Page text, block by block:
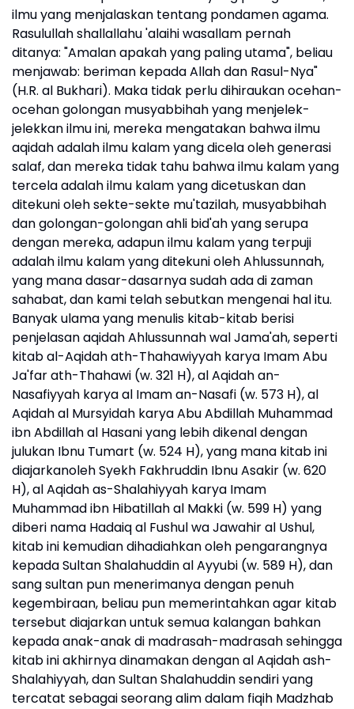
ilmu yang menjalaskan tentang pondamen agama.
Rasulullah shallallahu 'alaihi wasallam pernah
ditanya: "Amalan apakah yang paling utama", beliau
menjawab: beriman kepada Allah dan Rasul-Nya"
(H.R. al Bukhari). Maka tidak perlu dihiraukan ocehan-
ocehan golongan musyabbihah yang menjelek-
jelekkan ilmu ini, mereka mengatakan bahwa ilmu
aqidah adalah ilmu kalam yang dicela oleh generasi
salaf, dan mereka tidak tahu bahwa ilmu kalam yang
tercela adalah ilmu kalam yang dicetuskan dan
ditekuni oleh sekte-sekte mu'tazilah, musyabbihah
dan golongan-golongan ahli bid'ah yang serupa
dengan mereka, adapun ilmu kalam yang terpuji
adalah ilmu kalam yang ditekuni oleh Ahlussunnah,
yang mana dasar-dasarnya sudah ada di zaman
sahabat, dan kami telah sebutkan mengenai hal itu.
Banyak ulama yang menulis kitab-kitab berisi
penjelasan aqidah Ahlussunnah wal Jama'ah, seperti
kitab al-Aqidah ath-Thahawiyyah karya Imam Abu
Ja'far ath-Thahawi (w. 321 H), al Aqidah an-
Nasafiyyah karya al Imam an-Nasafi (w. 573 H), al
Aqidah al Mursyidah karya Abu Abdillah Muhammad
ibn Abdillah al Hasani yang lebih dikenal dengan
julukan Ibnu Tumart (w. 524 H), yang mana kitab ini
diajarkanoleh Syekh Fakhruddin Ibnu Asakir (w. 620
H), al Aqidah as-Shalahiyyah karya Imam
Muhammad ibn Hibatillah al Makki (w. 599 H) yang
diberi nama Hadaiq al Fushul wa Jawahir al Ushul,
kitab ini kemudian dihadiahkan oleh pengarangnya
kepada Sultan Shalahuddin al Ayyubi (w. 589 H), dan
sang sultan pun menerimanya dengan penuh
kegembiraan, beliau pun memerintahkan agar kitab
tersebut diajarkan untuk semua kalangan bahkan
kepada anak-anak di madrasah-madrasah sehingga
kitab ini akhirnya dinamakan dengan al Aqidah ash-
Shalahiyyah, dan Sultan Shalahuddin sendiri yang
tercatat sebagai seorang alim dalam fiqih Madzhab